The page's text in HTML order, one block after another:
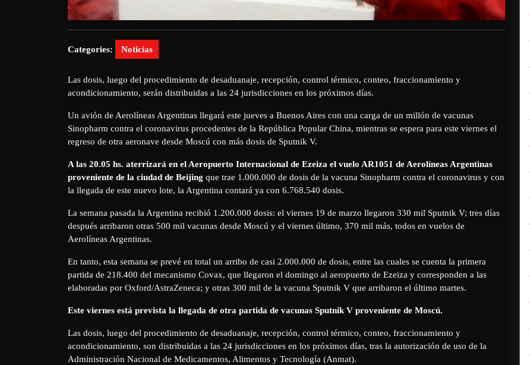
Categories: Noticias
Las dosis, luego del procedimiento de desaduanaje, recepción, control térmico, conteo, fraccionamiento y
acondicionamiento, serán distribuidas a las 24 jurisdicciones en los próximos días.
Un avión de Aerolíneas Argentinas llegará este jueves a Buenos Aires con una carga de un millón de vacunas
Sinopharm contra el coronavirus procedentes de la República Popular China, mientras se espera para este viernes el
regreso de otra aeronave desde Moscú con más dosis de Sputnik V.
A las 20.05 hs. aterrizará en el Aeropuerto Internacional de Ezeiza el vuelo AR1051 de Aerolíneas Argentinas
proveniente de la ciudad de Beijing que trae 1.000.000 de dosis de la vacuna Sinopharm contra el coronavirus y con
la llegada de este nuevo lote, la Argentina contará ya con 6.768.540 dosis.
La semana pasada la Argentina recibió 1.200.000 dosis: el viernes 19 de marzo llegaron 330 mil Sputnik V; tres días
después arribaron otras 500 mil vacunas desde Moscú y el viernes último, 370 mil más, todos en vuelos de
Aerolíneas Argentinas.
En tanto, esta semana se prevé en total un arribo de casi 2.000.000 de dosis, entre las cuales se cuenta la primera
partida de 218.400 del mecanismo Covax, que llegaron el domingo al aeropuerto de Ezeiza y corresponden a las
elaboradas por Oxford/AstraZeneca; y otras 300 mil de la vacuna Sputnik V que arribaron el último martes.
Este viernes está prevista la llegada de otra partida de vacunas Sputnik V proveniente de Moscú.
Las dosis, luego del procedimiento de desaduanaje, recepción, control térmico, conteo, fraccionamiento y
acondicionamiento, son distribuidas a las 24 jurisdicciones en los próximos días, tras la autorización de uso de la
Administración Nacional de Medicamentos, Alimentos y Tecnología (Anmat).